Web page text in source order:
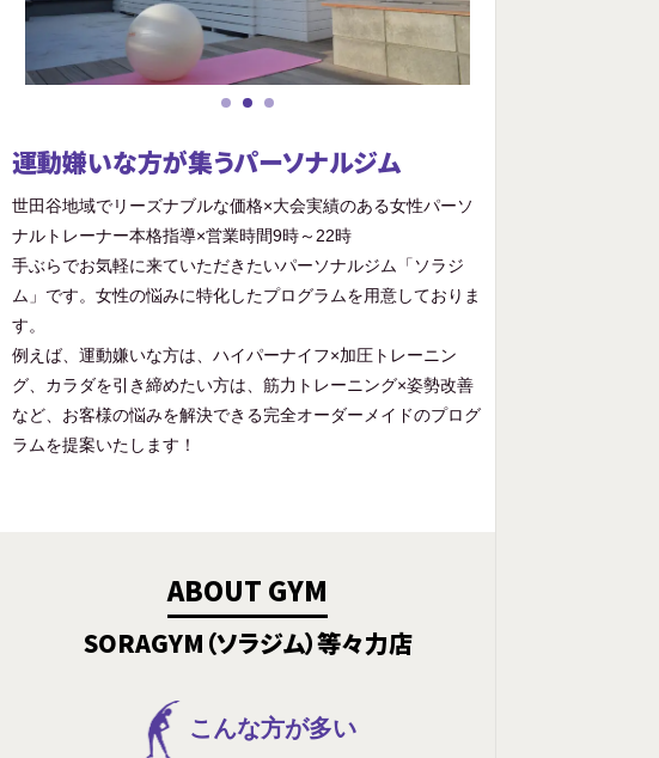
運動嫌いな方が集うパーソナルジム
世田谷地域でリーズナブルな価格×大会実績のある女性パーソ
ナルトレーナー本格指導×営業時間9時～22時
手ぶらでお気軽に来ていただきたいパーソナルジム「ソラジ
ム」です。女性の悩みに特化したプログラムを用意しておりま
す。
例えば、運動嫌いな方は、ハイパーナイフ×加圧トレーニン
グ、カラダを引き締めたい方は、筋力トレーニング×姿勢改善
など、お客様の悩みを解決できる完全オーダーメイドのプログ
ラムを提案いたします！
ABOUT GYM
SORAGYM（ソラジム）等々力店
こんな方が多い